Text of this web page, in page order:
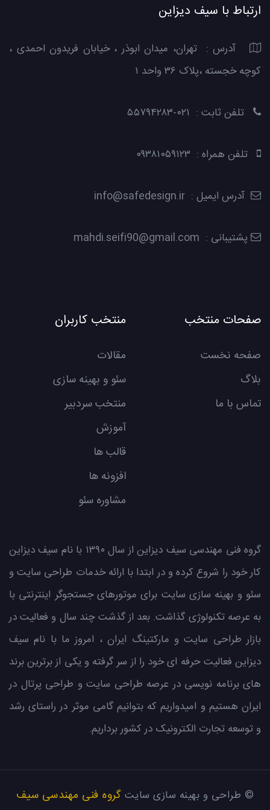
ارتباط با سیف دیزاین
آدرس : تهران، میدان ابوذر ، خیابان فریدون احمدی ،
کوچه خجسته ،پلاک ۳۶ واحد ۱
تلفن ثابت : ۰۲۱-۵۵۷۹۴۲۸۳
تلفن همراه : ۰۹۳۸۱۰۵۹۱۲۳
آدرس ایمیل : info@safedesign.ir
پشتیبانی : mahdi.seifi90@gmail.com
منتخب کاربران
مقالات
سئو و بهینه سازی
منتخب سردبیر
آموزش
قالب ها
افزونه ها
مشاوره سئو
صفحات منتخب
صفحه نخست
بلاگ
تماس با ما
گروه فنی مهندسی سیف دیزاین از سال ۱۳۹۰ با نام سیف دیزاین
کار خود را شروع کرده و در ابتدا با ارائه خدمات طراحی سایت و
سئو و بهینه سازی سایت برای موتورهای جستجوگر اینترنتی با
به عرصه تکنولوژی گذاشت. بعد از گذشت چند سال و فعالیت در
بازار طراحی سایت و مارکتینگ ایران ، امروز ما با نام سیف
دیزاین فعالیت حرفه ای خود را از سر گرفته و یکی از برترین برند
های برنامه نویسی در عرصه طراحی سایت و طراحی پرتال در
ایران هستیم و امیدواریم که بتوانیم گامی موثر در راستای رشد
و توسعه تجارت الکترونیک در کشور برداریم.
© طراحی و بهینه سازی سایت گروه فنی مهندسی سیف